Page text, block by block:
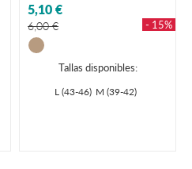
5,10 €
6,00 € - 15%
Tallas disponibles:
L (43-46) M (39-42)